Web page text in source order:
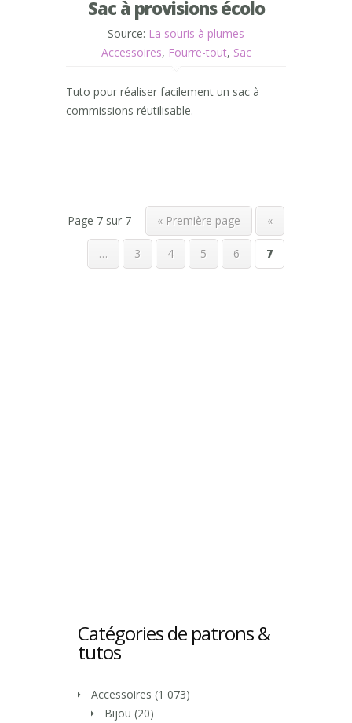
Sac à provisions écolo
Source: La souris à plumes
Accessoires, Fourre-tout, Sac
Tuto pour réaliser facilement un sac à
commissions réutilisable.
Page 7 sur 7 « Première page «
… 3 4 5 6 7
Catégories de patrons &
tutos
Accessoires (1 073)
Bijou (20)